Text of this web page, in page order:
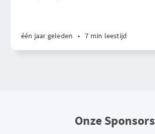
één jaar geleden • 7 min leestijd
Onze Sponsors